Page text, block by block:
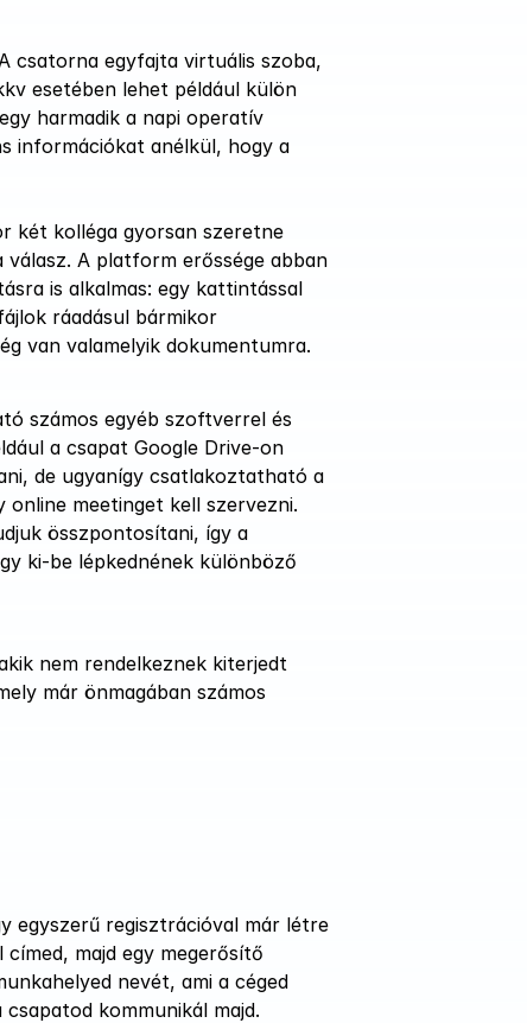
csatorna egyfajta virtuális szoba,
esetében lehet például külön
harmadik a napi operatív
információkat anélkül, hogy a
két kolléga gyorsan szeretne
A platform erőssége abban
is alkalmas: egy kattintással
ráadásul bármikor
van valamelyik dokumentumra.
számos egyéb szoftverrel és
a csapat Google Drive-on
de ugyanígy csatlakoztatható a
meetinget kell szervezni.
összpontosítani, így a
ki-be lépkednének különböző
nem rendelkeznek kiterjedt
már önmagában számos
egyszerű regisztrációval már létre
majd egy megerősítő
nevét, ami a céged
kommunikál majd.